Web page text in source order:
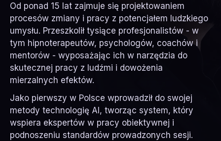
Od ponad 15 lat zajmuje się projektowaniem
procesów zmiany i pracy z potencjałem ludzkiego
umysłu. Przeszkolił tysiące profesjonalistów - w
tym hipnoterapeutów, psychologów, coachów i
mentorów - wyposażając ich w narzędzia do
skutecznej pracy z ludźmi i dowożenia
mierzalnych efektów.
Jako pierwszy w Polsce wprowadził do swojej
metody technologię AI, tworząc system, który
wspiera ekspertów w pracy obiektywnej i
podnoszeniu standardów prowadzonych sesji.